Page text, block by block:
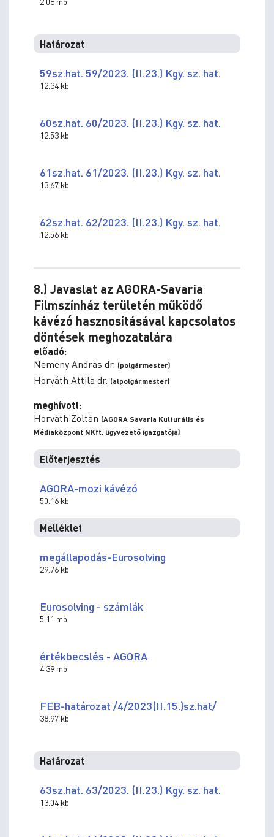
Határozat
59sz.hat. 59/2023. (II.23.) Kgy. sz. hat.
12.34 kb
60sz.hat. 60/2023. (II.23.) Kgy. sz. hat.
12.53 kb
61sz.hat. 61/2023. (II.23.) Kgy. sz. hat.
13.67 kb
62sz.hat. 62/2023. (II.23.) Kgy. sz. hat.
12.56 kb
8.) Javaslat az AGORA-Savaria
Filmszínház területén működő
kávézó hasznosításával kapcsolatos
döntések meghozatalára
előadó:
Nemény András dr. (polgármester)
Horváth Attila dr. (alpolgármester)
meghívott:
Horváth Zoltán (AGORA Savaria Kulturális és
Médiaközpont NKft. ügyvezető igazgatója)
Előterjesztés
AGORA-mozi kávézó
50.16 kb
Melléklet
megállapodás-Eurosolving
29.76 kb
Eurosolving - számlák
5.11 mb
értékbecslés - AGORA
4.39 mb
FEB-határozat /4/2023(II.15.)sz.hat/
38.97 kb
Határozat
63sz.hat. 63/2023. (II.23.) Kgy. sz. hat.
13.04 kb